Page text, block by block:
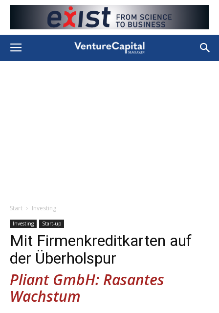
Start Investing
Investing Start-up
Mit Firmenkreditkarten auf
der Überholspur
Pliant GmbH: Rasantes
Wachstum